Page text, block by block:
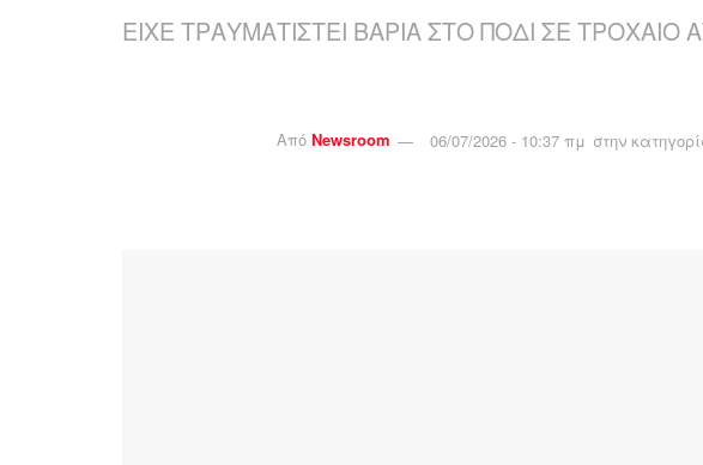
ΕΙΧΕ ΤΡΑΥΜΑΤΙΣΤΕΙ ΒΑΡΙΑ ΣΤΟ ΠΟΔΙ ΣΕ ΤΡΟΧΑΙΟ
Από Newsroom 06/07/2026 - 10:37 πμ στην